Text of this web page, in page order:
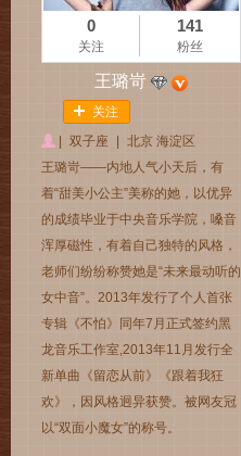
0
关注
141
粉丝
王璐岢
关注
双子座
北京 海淀区
王璐岢——内地人气小天后，有
着“甜美小公主”美称的她，以优异
的成绩毕业于中央音乐学院，嗓音
浑厚磁性，有着自己独特的风格，
老师们纷纷称赞她是“未来最动听的
女中音”。2013年发行了个人首张
专辑《不怕》同年7月正式签约黑
龙音乐工作室,2013年11月发行全
新单曲《留恋从前》《跟着我狂
欢》，因风格迥异获赞。被网友冠
以“双面小魔女”的称号。